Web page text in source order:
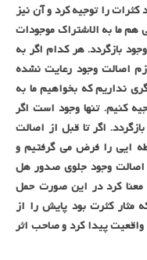
کثرات را توجیه کرد و آن نیز
ما به الاشتراک موجودات
بازگردد. هر کدام اگر به
اصالت وجود رعایت نشده
نداریم که بخواهیم ما به
کنیم. تنها وجود است اگر
اگر تا قبل از اصالت
ایی را فرض می گرفتیم و
اصالت وجود جلوی صدور هل
کرد در این صورت حمل
مثار کثرت بود پایش را از
پیدا کرد و صاحب اثر